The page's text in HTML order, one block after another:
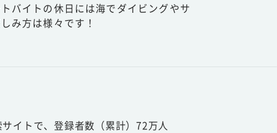
バイトの休日には海でダイビングやサ
み方は様々です！
イトで、登録者数（累計）72万人